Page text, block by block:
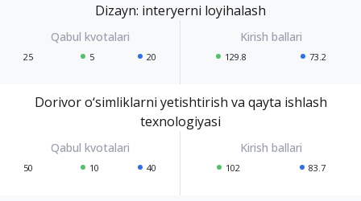
Dizayn: interyerni loyihalash
25 5 20 129.8 73.2
Dorivor o‘simliklarni yetishtirish va qayta ishlash
texnologiyasi
50 10 40 102 83.7